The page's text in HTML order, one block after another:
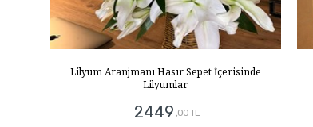
Lilyum Aranjmanı Hasır Sepet İçerisinde
Lilyumlar
2449 ,00 TL